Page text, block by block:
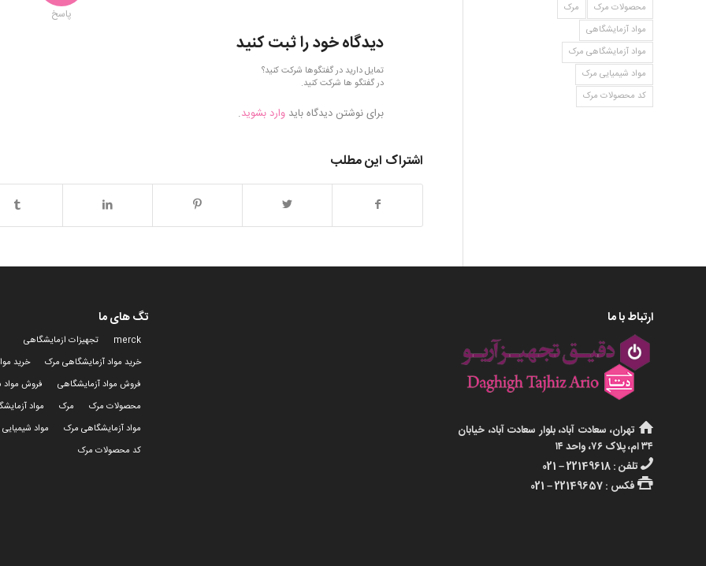
پاسخ
دیدگاه خود را ثبت کنید
تمایل دارید در گفتگوها شرکت کنید؟
در گفتگو ها شرکت کنید.
برای نوشتن دیدگاه باید وارد بشوید.
اشتراک این مطلب
محصولات مرک
مرک
مواد آزمایشگاهی
مواد آزمایشگاهی مرک
مواد شیمیایی مرک
کد محصولات مرک
ارتباط با ما
تهران، سعادت آباد، بلوار سعادت آباد، خیابان
۳۴ ام، پلاک ۷۶، واحد ۱۴
تلفن : 22149618 – 021
فکس : 22149657 – 021
تگ های ما
merck
تجهیزات ازمایشگاهی
خرید مواد آزمایشگاهی مرک
خرید
فروش مواد آزمایشگاهی
فروش مواد
محصولات مرک
مرک
مواد
مواد آزمایشگاهی مرک
مواد
کد محصولات مرک